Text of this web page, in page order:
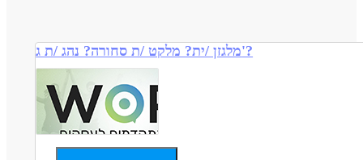
מלגזן /ית? מלקט /ת סחורה? נהג /ת ג'?